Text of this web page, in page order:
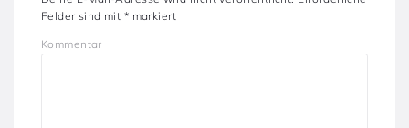
Felder sind mit * markiert
Kommentar